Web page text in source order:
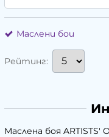
Маслени бои
Рейтинг:
Маслена боя ARTISTS'